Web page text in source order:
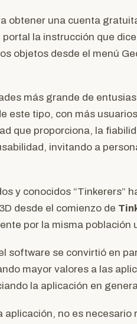
obtener una cuenta
la instrucción que
objetos desde el menú
más grande de
este tipo, con más
que proporciona, la
invitando a
y conocidos “Tinkerers”
desde el comienzo de
por la misma población
software se convirtió en
mayor valores a las
la aplicación en
aplicación, no es necesario